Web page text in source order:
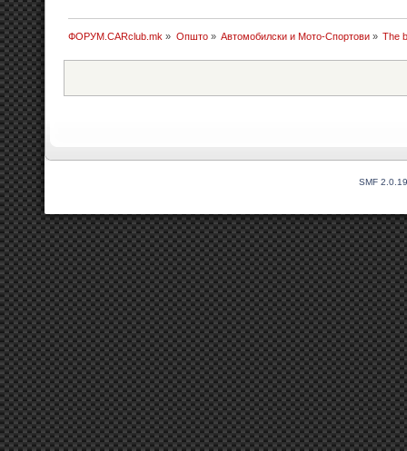
ФОРУМ.CARclub.mk » Општо» Автомобилски и Мото-Спортови» The
SMF 2.0.19